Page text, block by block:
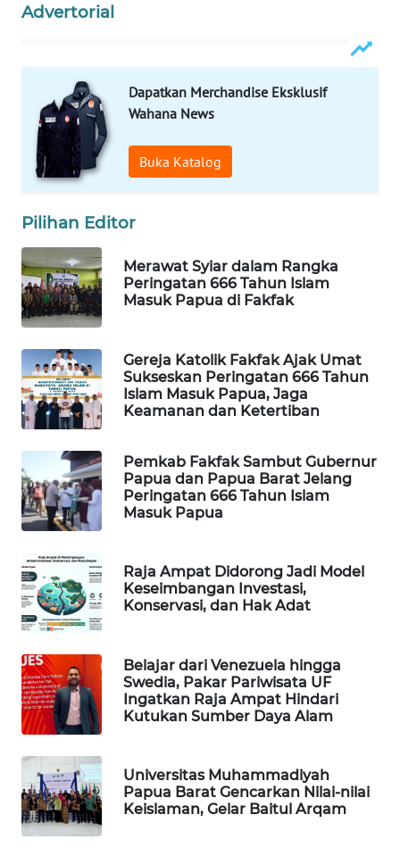
Advertorial
Dapatkan Merchandise Eksklusif
Wahana News
Buka Katalog
Pilihan Editor
Merawat Syiar dalam Rangka
Peringatan 666 Tahun Islam
Masuk Papua di Fakfak
Gereja Katolik Fakfak Ajak Umat
Sukseskan Peringatan 666 Tahun
Islam Masuk Papua, Jaga
Keamanan dan Ketertiban
Pemkab Fakfak Sambut Gubernur
Papua dan Papua Barat Jelang
Peringatan 666 Tahun Islam
Masuk Papua
Raja Ampat Didorong Jadi Model
Keseimbangan Investasi,
Konservasi, dan Hak Adat
Belajar dari Venezuela hingga
Swedia, Pakar Pariwisata UF
Ingatkan Raja Ampat Hindari
Kutukan Sumber Daya Alam
Universitas Muhammadiyah
Papua Barat Gencarkan Nilai-nilai
Keislaman, Gelar Baitul Arqam
WAHANA
WAHANA
LISTRIK
WAHANA
TRAVEL
WAHANA
WAHANANEWS
ID
WAHANANEWS
CO ID
WAHANANEWS
WAHANA
SPORT
WAHANA
SELEB
WAHANA
PERSONA
OTOMOTIF
WAHANA
HEALTH